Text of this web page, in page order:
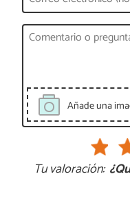
Añade una
Tu valoración: